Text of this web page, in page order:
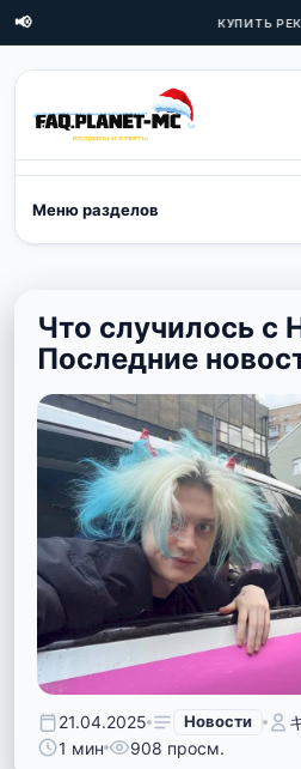
📢 КУПИТЬ
Меню разделов
Что случилось с
Последние
21.04.2025 Новости
1 мин
908 просм.